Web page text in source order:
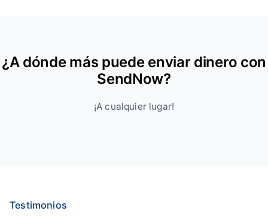
¿A dónde más puede enviar dinero con
SendNow?
¡A cualquier lugar!
Testimonios